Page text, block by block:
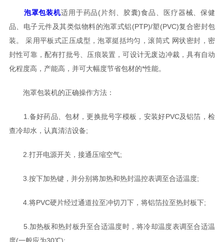
泡罩包装机适用于药品(片剂、胶囊)食品、医疗器械、保健
品、电子元件及其类似物料的泡罩式铝(PTP)/塑(PVC)复合密封包
装。 采用平板式正压成型，泡罩挺括均匀，滚筒式 网状密封，密
封性可靠，配有打批号、压痕装置，可设计无废边冲裁，具有自动
化程度高，产能高，并可大幅度节省包材的*性能。
泡罩包装机的正确操作方法：
1.备好药品、包材，更换批号字模板，安装好PVC及铝箔，检
查冷却水，认真清洁设备;
2.打开电源开关，接通压缩空气;
3.按下加热键，并分别将加热和热封温控表调至合适温度;
4.将PVC硬片经过通道拉至冲切刀下，将铝箔拉至热封板下;
5.加热板和热封板升至合适温度时，将冷却温度表调至合适温